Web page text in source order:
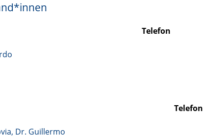
Telefon
Telefon
Dr. Guillermo